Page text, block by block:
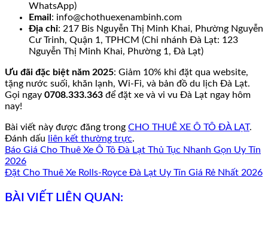
WhatsApp)
Email : info@chothuexenambinh.com
Địa chỉ: 217 Bis Nguyễn Thị Minh Khai, Phường Nguyễn
Cư Trinh, Quận 1, TPHCM (Chi nhánh Đà Lạt: 123
Nguyễn Thị Minh Khai, Phường 1, Đà Lạt)
Ưu đãi đặc biệt năm 2025: Giảm 10% khi đặt qua website,
tặng nước suối, khăn lạnh, Wi-Fi, và bản đồ du lịch Đà Lạt.
Gọi ngay 0708.333.363 để đặt xe và vi vu Đà Lạt ngay hôm
nay!
Bài viết này được đăng trong CHO THUÊ XE Ô TÔ ĐÀ LẠT.
Đánh dấu
liên kết thường trực.
Báo Giá Cho Thuê Xe Ô Tô Đà Lạt Thủ Tục Nhanh Gọn Uy Tín
2026
Đặt Cho Thuê Xe Rolls-Royce Đà Lạt Uy Tín Giá Rẻ Nhất 2026
BÀI VIẾT LIÊN QUAN: